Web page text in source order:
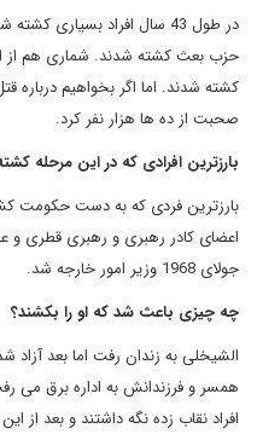
در طول 43 سال افراد بسیاری
حزب بعث کشته شدند. شماری هم از
کشته شدند. اما اگر بخواهیم درباره
صحبت از ده ها هزار نفر کرد.
بارزترین افرادی که در این مرحله
بارزترین فردی که به دست حکومت
جولای 1968 وزیر امور خارجه شد.
چه چیزی باعث شد که او را بکشند؟
الشیخلی به زندان رفت اما بعد آزاد
همسر و فرزندانش به اداره برق می
افراد نقاب زده نگه داشتند و بعد از